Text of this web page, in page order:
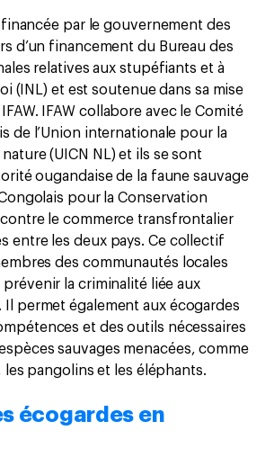
par le gouvernement des
d’un financement du Bureau des
relatives aux stupéfiants et à
(INL) et est soutenue dans sa mise
IFAW collabore avec le Comité
de l’Union internationale pour la
(UICN NL) et ils se sont
ougandaise de la faune sauvage
pour la Conservation
le commerce transfrontalier
entre les deux pays. Ce collectif
des communautés locales
la criminalité liée aux
Il permet également aux écogardes
et des outils nécessaires
sauvages menacées, comme
les pangolins et les éléphants.
écogardes en